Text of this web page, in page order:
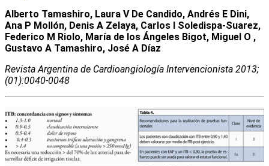
Alberto Tamashiro, Laura V De Candido, Andrés E Dini,
Ana P Mollón, Denis A Zelaya, Carlos I Soledispa-Suarez,
Federico M Riolo, María de los Ángeles Bigot, Miguel O ,
Gustavo A Tamashiro, José A Díaz
Revista Argentina de Cardioangiologí­a Intervencionista 2013;
(01):0040-0048